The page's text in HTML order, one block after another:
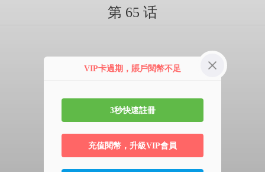
第 65 话
VIP卡過期，賬戶閱幣不足
3秒快速註冊
充值閱幣，升級VIP會員